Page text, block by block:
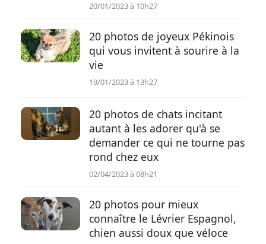
20/01/2023 à 10h27
20 photos de joyeux Pékinois
qui vous invitent à sourire à la
vie
19/01/2023 à 13h27
20 photos de chats incitant
autant à les adorer qu'à se
demander ce qui ne tourne pas
rond chez eux
02/04/2023 à 08h21
20 photos pour mieux
connaître le Lévrier Espagnol,
chien aussi doux que véloce